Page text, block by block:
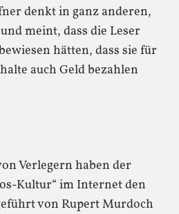
denkt in ganz anderen,
meint, dass die Leser
hätten, dass sie für
auch Geld bezahlen
Verlegern haben der
Kultur“ im Internet den
von Rupert Murdoch